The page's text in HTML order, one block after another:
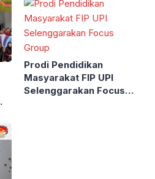
Prodi Pendidikan
Masyarakat FIP UPI
Selenggarakan Focus